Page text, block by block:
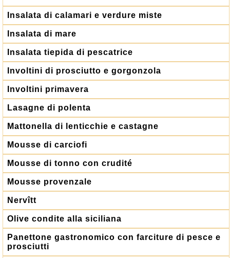
Insalata di calamari e verdure miste
Insalata di mare
Insalata tiepida di pescatrice
Involtini di prosciutto e gorgonzola
Involtini primavera
Lasagne di polenta
Mattonella di lenticchie e castagne
Mousse di carciofi
Mousse di tonno con crudité
Mousse provenzale
Nervîtt
Olive condite alla siciliana
Panettone gastronomico con farciture di pesce e
prosciutti